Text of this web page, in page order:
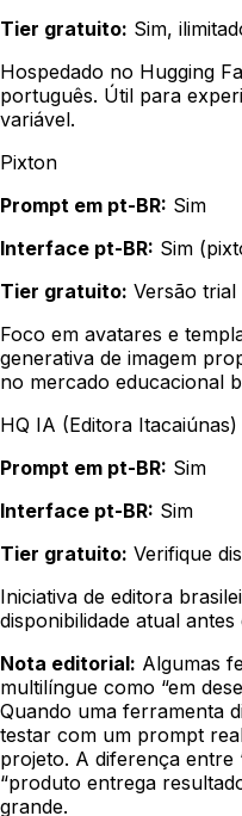
Tier gratuito: Sim,
Hospedado no Hugging
português. Útil para
variável.
Pixton
Prompt em pt-BR: Sim
Interface pt-BR: Sim
Tier gratuito: Versão trial
Foco em avatares e
generativa de imagem
no mercado educacional
HQ IA (Editora Itacaiúnas)
Prompt em pt-BR: Sim
Interface pt-BR: Sim
Tier gratuito: Verifique
Iniciativa de editora
disponibilidade atual
Nota editorial: Algumas
multilíngue como “em
Quando uma ferramenta
testar com um prompt
projeto. A diferença entre
“produto entrega
grande.